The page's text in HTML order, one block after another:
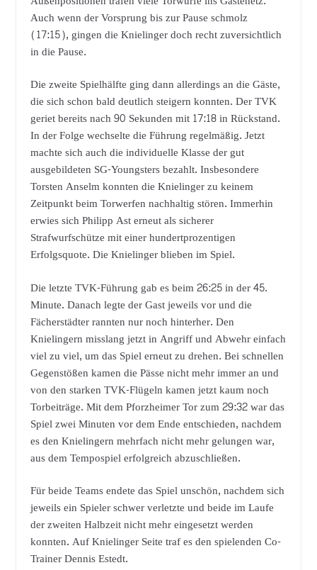
Auch wenn der Vorsprung bis zur Pause schmolz
(17:15), gingen die Knielinger doch recht zuversichtlich
in die Pause.
Die zweite Spielhälfte ging dann allerdings an die Gäste,
die sich schon bald deutlich steigern konnten. Der TVK
geriet bereits nach 90 Sekunden mit 17:18 in Rückstand.
In der Folge wechselte die Führung regelmäßig. Jetzt
machte sich auch die individuelle Klasse der gut
ausgebildeten SG-Youngsters bezahlt. Insbesondere
Torsten Anselm konnten die Knielinger zu keinem
Zeitpunkt beim Torwerfen nachhaltig stören. Immerhin
erwies sich Philipp Ast erneut als sicherer
Strafwurfschütze mit einer hundertprozentigen
Erfolgsquote. Die Knielinger blieben im Spiel.
Die letzte TVK-Führung gab es beim 26:25 in der 45.
Minute. Danach legte der Gast jeweils vor und die
Fächerstädter rannten nur noch hinterher. Den
Knielingern misslang jetzt in Angriff und Abwehr einfach
viel zu viel, um das Spiel erneut zu drehen. Bei schnellen
Gegenstößen kamen die Pässe nicht mehr immer an und
von den starken TVK-Flügeln kamen jetzt kaum noch
Torbeiträge. Mit dem Pforzheimer Tor zum 29:32 war das
Spiel zwei Minuten vor dem Ende entschieden, nachdem
es den Knielingern mehrfach nicht mehr gelungen war,
aus dem Tempospiel erfolgreich abzuschließen.
Für beide Teams endete das Spiel unschön, nachdem sich
jeweils ein Spieler schwer verletzte und beide im Laufe
der zweiten Halbzeit nicht mehr eingesetzt werden
konnten. Auf Knielinger Seite traf es den spielenden Co-
Trainer Dennis Estedt.